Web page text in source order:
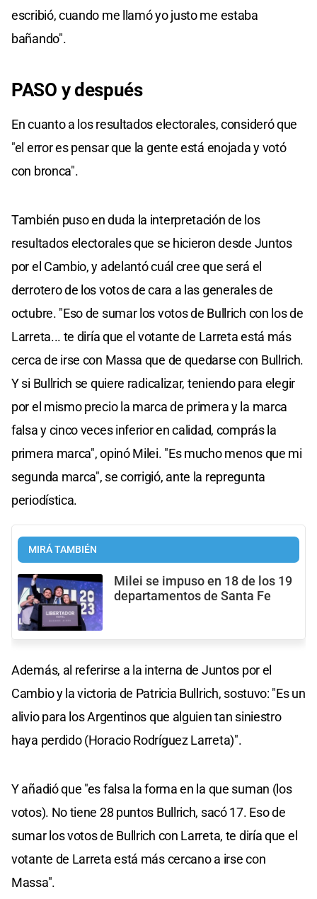
escribió, cuando me llamó yo justo me estaba
bañando".
PASO y después
En cuanto a los resultados electorales, consideró que
"el error es pensar que la gente está enojada y votó
con bronca".
También puso en duda la interpretación de los
resultados electorales que se hicieron desde Juntos
por el Cambio, y adelantó cuál cree que será el
derrotero de los votos de cara a las generales de
octubre. "Eso de sumar los votos de Bullrich con los de
Larreta... te diría que el votante de Larreta está más
cerca de irse con Massa que de quedarse con Bullrich.
Y si Bullrich se quiere radicalizar, teniendo para elegir
por el mismo precio la marca de primera y la marca
falsa y cinco veces inferior en calidad, comprás la
primera marca", opinó Milei. "Es mucho menos que mi
segunda marca", se corrigió, ante la repregunta
periodística.
MIRÁ TAMBIÉN
Milei se impuso en 18 de los 19
departamentos de Santa Fe
Además, al referirse a la interna de Juntos por el
Cambio y la victoria de Patricia Bullrich, sostuvo: "Es un
alivio para los Argentinos que alguien tan siniestro
haya perdido (Horacio Rodríguez Larreta)".
Y añadió que "es falsa la forma en la que suman (los
votos). No tiene 28 puntos Bullrich, sacó 17. Eso de
sumar los votos de Bullrich con Larreta, te diría que el
votante de Larreta está más cercano a irse con
Massa".